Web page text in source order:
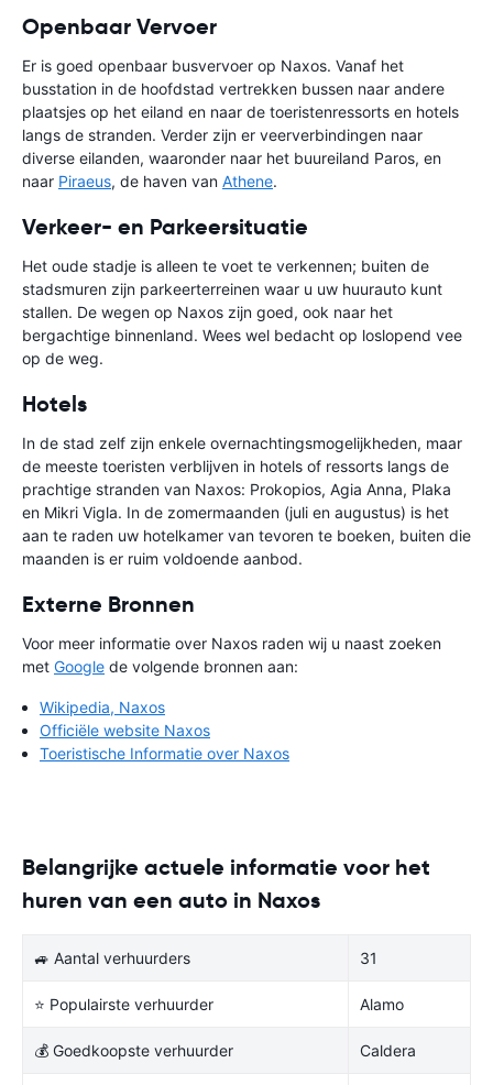
Openbaar Vervoer
Er is goed openbaar busvervoer op Naxos. Vanaf het
busstation in de hoofdstad vertrekken bussen naar andere
plaatsjes op het eiland en naar de toeristenressorts en ­hotels
langs de stranden. Verder zijn er veerverbindingen naar
diverse eilanden, waaronder naar het buureiland Paros, en
naar Piraeus, de haven van Athene.
Verkeer- en Parkeersituatie
Het oude stadje is alleen te voet te verkennen; buiten de
stadsmuren zijn parkeerterreinen waar u uw huurauto kunt
stallen. De wegen op Naxos zijn goed, ook naar het
bergachtige binnenland. Wees wel bedacht op loslopend vee
op de weg.
Hotels
In de stad zelf zijn enkele overnachtingsmogelijkheden, maar
de meeste toeristen verblijven in hotels of ressorts langs de
prachtige stranden van Naxos: Prokopios, Agia Anna, Plaka
en Mikri Vigla. In de zomermaanden (juli en augustus) is het
aan te raden uw hotelkamer van tevoren te boeken, buiten die
maanden is er ruim voldoende aanbod.
Externe Bronnen
Voor meer informatie over Naxos raden wij u naast zoeken
met Google de volgende bronnen aan:
Wikipedia, Naxos
Officiële website Naxos
Toeristische Informatie over Naxos
Belangrijke actuele informatie voor het
huren van een auto in Naxos
🚙 Aantal verhuurders 31
⭐ Populairste verhuurder Alamo
💰 Goedkoopste verhuurder Caldera